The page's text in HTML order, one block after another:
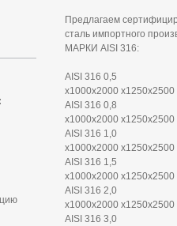
Предлагаем
сталь импортного
МАРКИ AISI 316:
AISI 316 0,5
х1000х2000 х1250х2500
AISI 316 0,8
х1000х2000 х1250х2500
AISI 316 1,0
х1000х2000 х1250х2500
AISI 316 1,5
х1000х2000 х1250х2500
AISI 316 2,0
х1000х2000 х1250х2500
AISI 316 3,0